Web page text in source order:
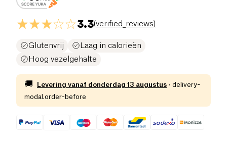
3.3(verified_reviews)
Glutenvrij
Laag in calorieën
Hoog vezelgehalte
🚚 Levering vanaf donderdag 13 augustus · delivery-
modal.order-before